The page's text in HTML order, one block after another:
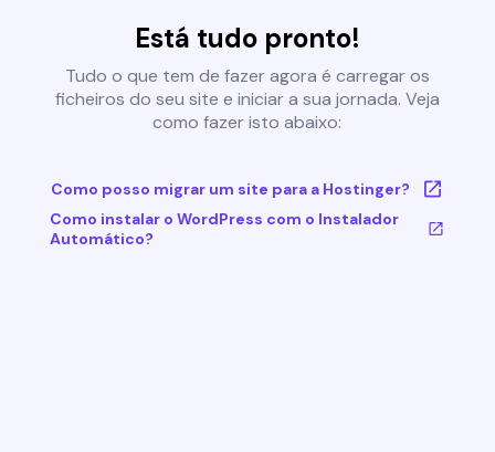
Está tudo pronto!
Tudo o que tem de fazer agora é carregar os
ficheiros do seu site e iniciar a sua jornada. Veja
como fazer isto abaixo:
Como posso migrar um site para a Hostinger?
Como instalar o WordPress com o Instalador
Automático?